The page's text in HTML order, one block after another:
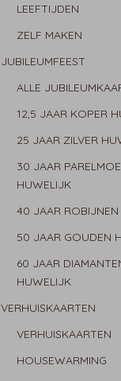
LEEFTIJDEN
ZELF MAKEN
JUBILEUMFEEST
ALLE
12,5 JAAR KOPER
25 JAAR ZILVER
30 JAAR
HUWELIJK
40 JAAR
50 JAAR GOUDEN
60 JAAR
HUWELIJK
VERHUISKAARTEN
VERHUISKAARTEN
HOUSEWARMING